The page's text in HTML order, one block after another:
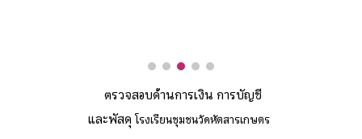
ตรวจสอบด้านการเงิน การบัญชี
และพัสดุโรงเรียนชุมชนวัดหัตสารเกษตร